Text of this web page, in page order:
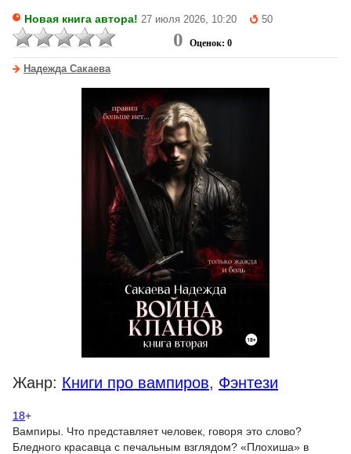
Новая книга автора! 27 июля 2026, 10:20 50
0 Оценок: 0
Надежда Сакаева
Жанр: Книги про вампиров, Фэнтези
18+
Вампиры. Что представляет человек, говоря это слово?
Бледного красавца с печальным взглядом? «Плохиша» в